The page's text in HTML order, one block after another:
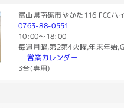
富山県南砺市やかた116 FCCハ
0763-88-0551
10:00〜18:00
毎週月曜,第2第4火曜,年末年始
営業カレンダー
3台(専用)